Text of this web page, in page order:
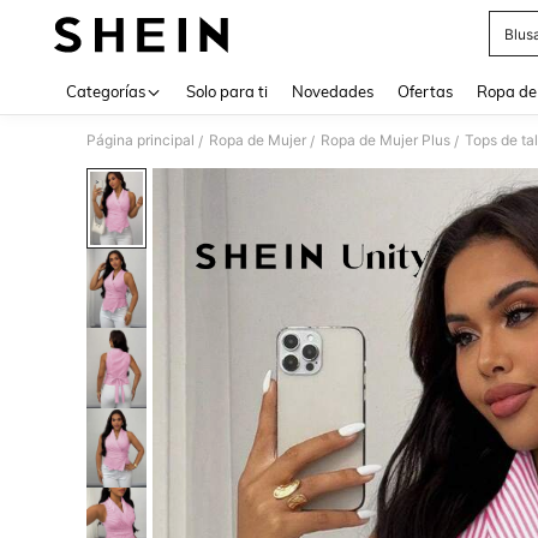
Categorías Solo para ti Novedades Ofertas Ropa
Página principal / Ropa de Mujer / Ropa de Mujer Plus / Tops de